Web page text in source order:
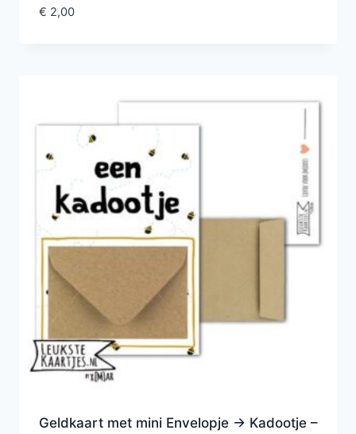
€ 2,00
Geldkaart met mini Envelopje -> Kadootje –